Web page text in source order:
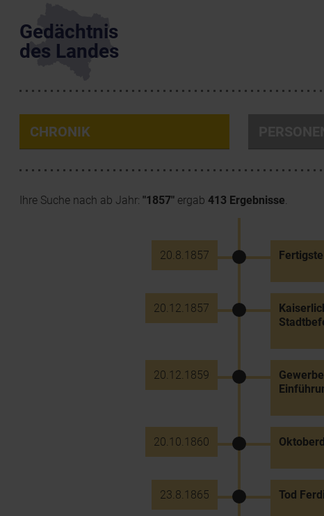
Gedächtnis
des Landes
CHRONIK
Ihre Suche nach ab Jahr: "1857" ergab 413 Ergebnisse.
20.8.1857
20.12.1857
20.12.1859
20.10.1860
23.8.1865 Tod